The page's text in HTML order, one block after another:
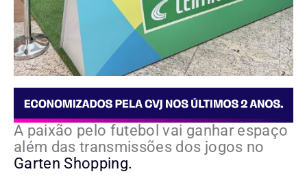
A paixão pelo futebol vai ganhar espaço
além das transmissões dos jogos no
Garten Shopping.